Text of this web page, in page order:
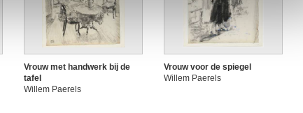
Vrouw met handwerk bij de
tafel
Willem Paerels
Vrouw voor de spiegel
Willem Paerels